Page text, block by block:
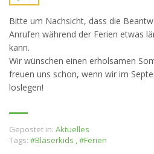
Bitte um Nachsicht, dass die
Anrufen während der Ferien etwas
kann.
Wir wünschen einen erholsamen
freuen uns schon, wenn wir im
loslegen!
Gepostet in: Aktuelles
Tags: #Bläserkids ,#Ferien